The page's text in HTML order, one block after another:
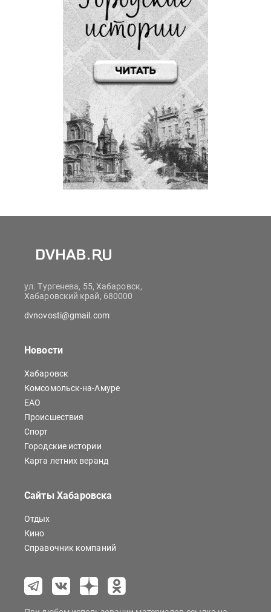
ул. Тургенева, 55, Хабаровск,
Хабаровский край, 680000
dvnovosti@gmail.com
Новости
Хабаровск
Комсомольск-на-Амуре
ЕАО
Происшествия
Спорт
Городские истории
Карта летних веранд
Сайты Хабаровска
Отдых
Кино
Справочник компаний